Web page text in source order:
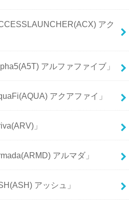
アク
アルファファイブ」
アクアファイ」
」
アルマダ」
アッシュ」